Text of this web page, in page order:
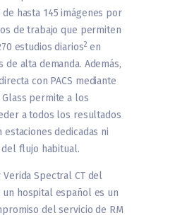
hasta 145 imágenes por
de trabajo que permiten
estudios diarios2 en
de alta demanda. Además,
con PACS mediante
permite a los
a todos los resultados
dedicadas ni
flujo habitual.
Spectral CT del
un hospital español es un
del servicio de RM